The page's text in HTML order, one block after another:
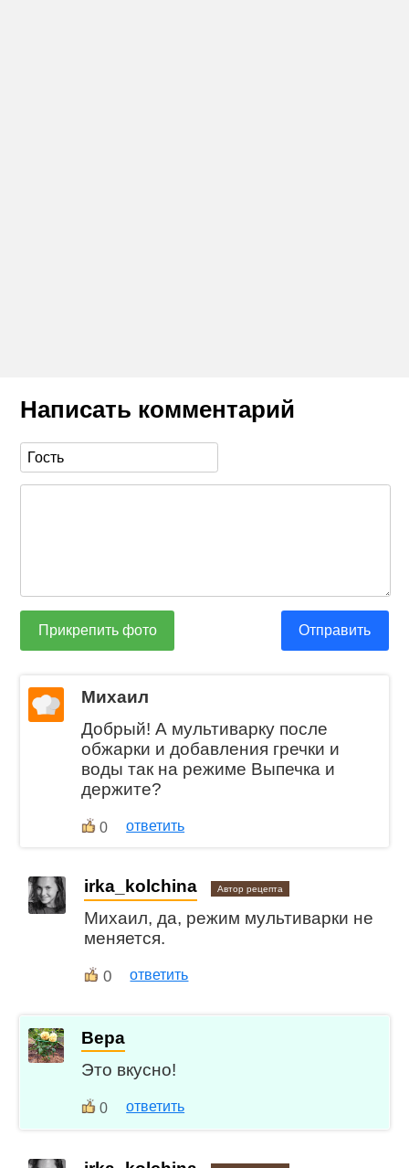
Написать комментарий
Прикрепить фото Отправить
Михаил
Добрый! А мультиварку после
обжарки и добавления гречки и
воды так на режиме Выпечка и
держите?
0 ответить
irka_kolchina Автор рецепта
Михаил, да, режим мультиварки не
меняется.
0 ответить
Вера
Это вкусно!
0 ответить